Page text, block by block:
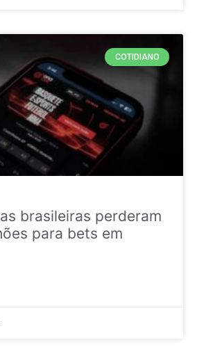
COTIDIANO
brasileiras perderam
para bets em